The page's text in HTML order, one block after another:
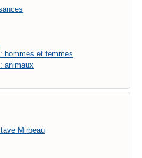
hommes et femmes
animaux
Mirbeau